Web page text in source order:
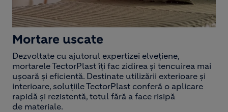
Mortare uscate
Dezvoltate cu ajutorul expertizei elvețiene,
mortarele TectorPlast îți fac zidirea și tencuirea mai
ușoară și eficientă. Destinate utilizării exterioare și
interioare, soluțiile TectorPlast conferă o aplicare
rapidă și rezistentă, totul fără a face risipă
de materiale.​